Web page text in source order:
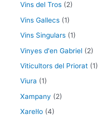
Vins del Tros (2)
Vins Gallecs (1)
Vins Singulars (1)
Vinyes d'en Gabriel (2)
Viticultors del Priorat (1)
Viura (1)
Xampany (2)
Xarel·lo (4)